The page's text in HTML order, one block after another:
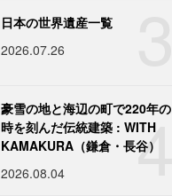
日本の世界遺産一覧
2026.07.26
4
豪雪の地と海辺の町で220年の
時を刻んだ伝統建築 : WITH
KAMAKURA（鎌倉・長谷）
2026.08.04